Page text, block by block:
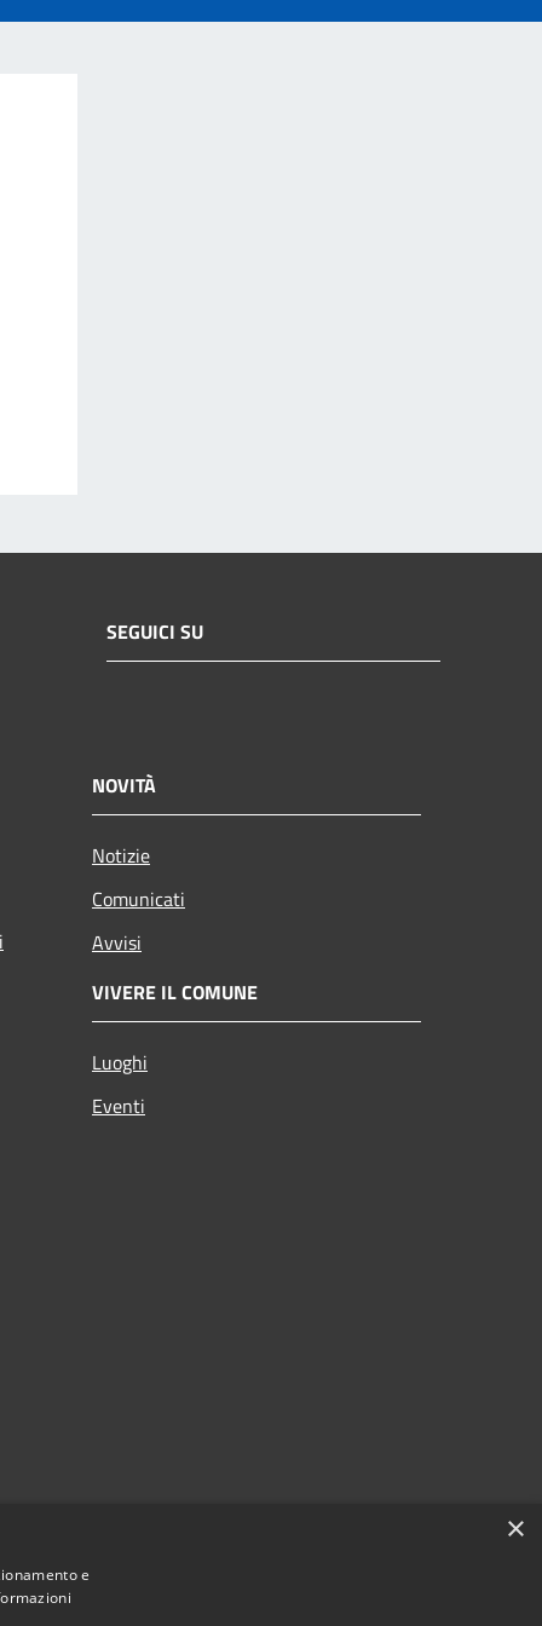
SEGUICI SU
NOVITÀ
Notizie
Comunicati
Avvisi
VIVERE IL COMUNE
Luoghi
Eventi
×
e